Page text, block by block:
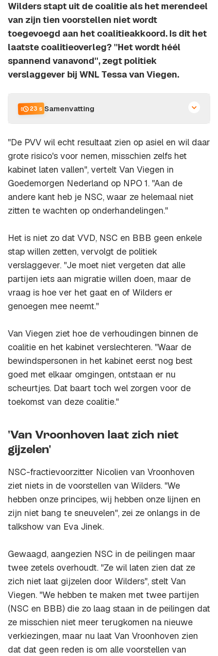
Wilders stapt uit de coalitie als het merendeel
van zijn tien voorstellen niet wordt
toegevoegd aan het coalitieakkoord. Is dit het
laatste coalitieoverleg? ''Het wordt héél
spannend vanavond'', zegt politiek
verslaggever bij WNL Tessa van Viegen.
23 s Samenvatting
''De PVV wil echt resultaat zien op asiel en wil daar
grote risico's voor nemen, misschien zelfs het
kabinet laten vallen'', vertelt Van Viegen in
Goedemorgen Nederland op NPO 1. ''Aan de
andere kant heb je NSC, waar ze helemaal niet
zitten te wachten op onderhandelingen.''
Het is niet zo dat VVD, NSC en BBB geen enkele
stap willen zetten, vervolgt de politiek
verslaggever. ''Je moet niet vergeten dat alle
partijen iets aan migratie willen doen, maar de
vraag is hoe ver het gaat en of Wilders er
genoegen mee neemt.''
Van Viegen ziet hoe de verhoudingen binnen de
coalitie en het kabinet verslechteren. ''Waar de
bewindspersonen in het kabinet eerst nog best
goed met elkaar omgingen, ontstaan er nu
scheurtjes. Dat baart toch wel zorgen voor de
toekomst van deze coalitie.''
'Van Vroonhoven laat zich niet
gijzelen'
NSC-fractievoorzitter Nicolien van Vroonhoven
ziet niets in de voorstellen van Wilders. ''We
hebben onze principes, wij hebben onze lijnen en
zijn niet bang te sneuvelen'', zei ze onlangs in de
talkshow van Eva Jinek.
Gewaagd, aangezien NSC in de peilingen maar
twee zetels overhoudt. ''Ze wil laten zien dat ze
zich niet laat gijzelen door Wilders'', stelt Van
Viegen. ''We hebben te maken met twee partijen
(NSC en BBB) die zo laag staan in de peilingen dat
ze misschien niet meer terugkomen na nieuwe
verkiezingen, maar nu laat Van Vroonhoven zien
dat dat geen reden is om alle voorstellen van